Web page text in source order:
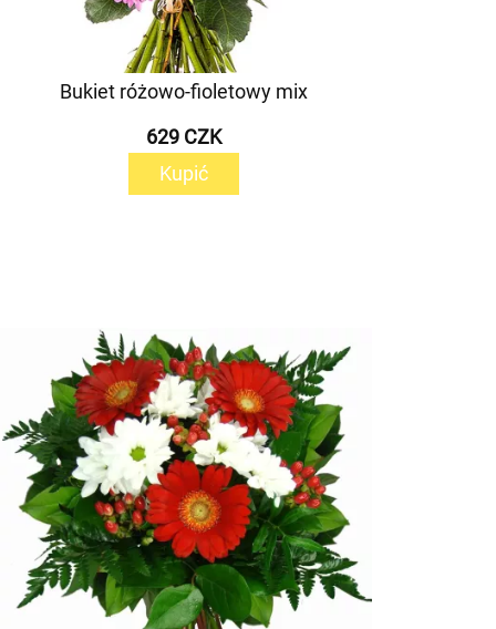
Bukiet różowo-fioletowy mix
629 CZK
Kupić